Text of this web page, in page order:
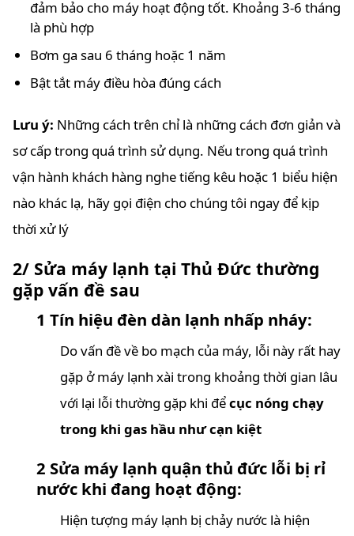
đảm bảo cho máy hoạt động tốt. Khoảng 3-6 tháng
là phù hợp
Bơm ga sau 6 tháng hoặc 1 năm
Bật tắt máy điều hòa đúng cách
Lưu ý: Những cách trên chỉ là những cách đơn giản và
sơ cấp trong quá trình sử dụng. Nếu trong quá trình
vận hành khách hàng nghe tiếng kêu hoặc 1 biểu hiện
nào khác lạ, hãy gọi điện cho chúng tôi ngay để kịp
thời xử lý
2/ Sửa máy lạnh tại Thủ Đức thường
gặp vấn đề sau
1 Tín hiệu đèn dàn lạnh nhấp nháy:
Do vấn đề về bo mạch của máy, lỗi này rất hay
gặp ở máy lạnh xài trong khoảng thời gian lâu
với lại lỗi thường gặp khi đểcục nóng chạy
trong khi gas hầu như cạn kiệt
2 Sửa máy lạnh quận thủ đức lỗi bị rỉ
nước khi đang hoạt động:
Hiện tượng máy lạnh bị chảy nước là hiện